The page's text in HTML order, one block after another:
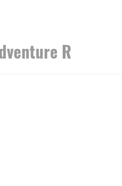
R